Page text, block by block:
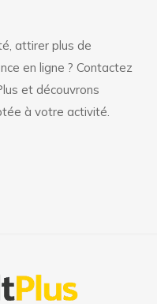
attirer plus de
en ligne ? Contactez
et découvrons
à votre activité.